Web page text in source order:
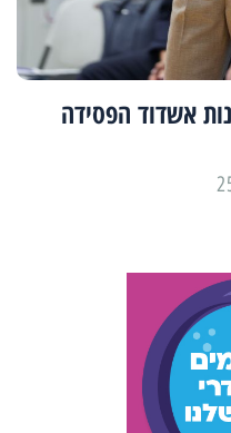
אשדוד הפסידה